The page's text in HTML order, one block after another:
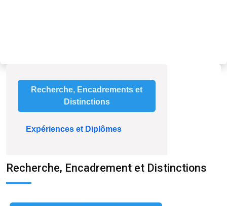
Recherche, Encadrements et
Distinctions
Expériences et Diplômes
Recherche, Encadrement et Distinctions